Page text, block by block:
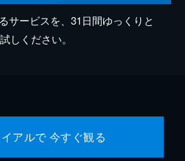
サービスを、31日間ゆっくりと
しください。
アルで 今すぐ観る